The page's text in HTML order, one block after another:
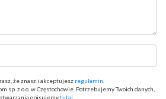
że znasz i akceptujesz regulamin
sp. z o.o. w Częstochowie. Potrzebujemy Twoich danych,
opisujemytutaj